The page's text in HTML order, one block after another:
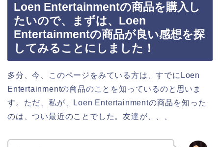
Loen Entertainmentの商品を購入し
たいので、まずは、Loen
Entertainmentの商品が良い感想を探
してみることにしました！
多分、今、このページをみている方は、すでにLoen
Entertainmentの商品のことを知っているのと思いま
す。ただ、私が、Loen Entertainmentの商品を知った
のは、つい最近のことでした。友達が、、、